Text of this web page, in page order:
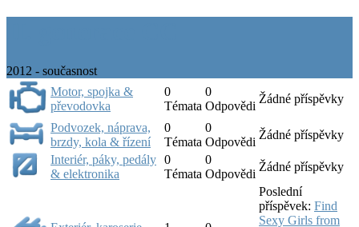
2012 - současnost
Motor, spojka &
převodovka
0
Témata
0
Odpovědi
Žádné příspěvky
Podvozek, náprava,
brzdy, kola & řízení
0
Témata
0
Odpovědi
Žádné příspěvky
Interiér, páky, pedály
& elektronika
0
Témata
0
Odpovědi
Žádné příspěvky
Poslední
příspěvek: Find
Sexy Girls from